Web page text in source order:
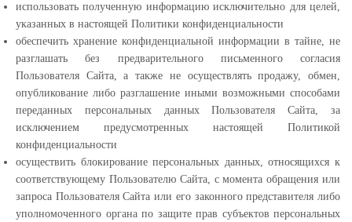
использовать полученную информацию исключительно для целей,
указанных в настоящей Политики конфиденциальности
обеспечить хранение конфиденциальной информации в тайне, не
разглашать без предварительного письменного согласия
Пользователя Сайта, а также не осуществлять продажу, обмен,
опубликование либо разглашение иными возможными способами
переданных персональных данных Пользователя Сайта, за
исключением предусмотренных настоящей Политикой
конфиденциальности
осуществить блокирование персональных данных, относящихся к
соответствующему Пользователю Сайта, с момента обращения или
запроса Пользователя Сайта или его законного представителя либо
уполномоченного органа по защите прав субъектов персональных